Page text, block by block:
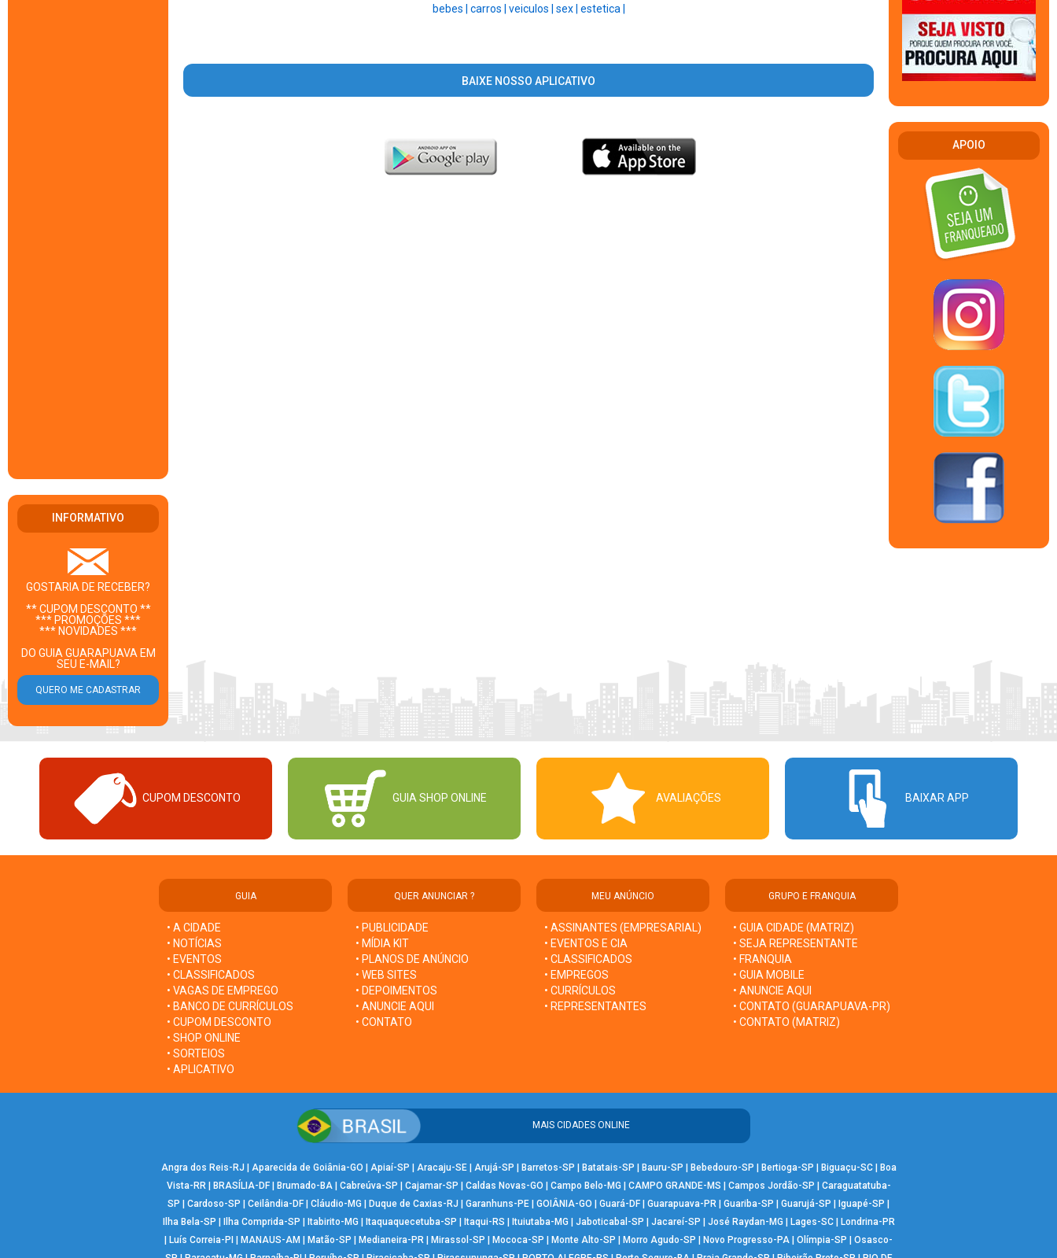
INFORMATIVO
GOSTARIA DE RECEBER?
** CUPOM DESCONTO **
*** PROMOÇÕES ***
*** NOVIDADES ***
DO GUIA GUARAPUAVA EM
SEU E-MAIL?
bebes | carros | veiculos | sex | estetica |
BAIXE NOSSO APLICATIVO
APOIO
CUPOM DESCONTO GUIA SHOP ONLINE AVALIAÇÕES BAIXAR APP
GUIA
• A CIDADE
• NOTÍCIAS
• EVENTOS
• CLASSIFICADOS
• VAGAS DE EMPREGO
• BANCO DE CURRÍCULOS
• CUPOM DESCONTO
• SHOP ONLINE
• SORTEIOS
• APLICATIVO
QUER ANUNCIAR ?
• PUBLICIDADE
• MÍDIA KIT
• PLANOS DE ANÚNCIO
• WEB SITES
• DEPOIMENTOS
• ANUNCIE AQUI
• CONTATO
MEU ANÚNCIO
• ASSINANTES (EMPRESARIAL)
• EVENTOS E CIA
• CLASSIFICADOS
• EMPREGOS
• CURRÍCULOS
• REPRESENTANTES
GRUPO E FRANQUIA
• GUIA CIDADE (MATRIZ)
• SEJA REPRESENTANTE
• FRANQUIA
• GUIA MOBILE
• ANUNCIE AQUI
• CONTATO (GUARAPUAVA-PR)
• CONTATO (MATRIZ)
MAIS CIDADES ONLINE
Angra dos Reis-RJ | Aparecida de Goiânia-GO | Apiaí-SP | Aracaju-SE| Arujá-SP | Barretos-SP | Batatais-SP | Bauru-SP | Bebedouro-SP | Bertioga-SP | Biguaçu-SC| Boa
Vista-RR | BRASÍLIA-DF| Brumado-BA| Cabreúva-SP | Cajamar-SP | Caldas Novas-GO | Campo Belo-MG | CAMPO GRANDE-MS | Campos Jordão-SP | Caraguatatuba-
SP | Cardoso-SP | Ceilândia-DF | Cláudio-MG | Duque de Caxias-RJ | Garanhuns-PE | GOIÂNIA-GO | Guará-DF | Guarapuava-PR | Guariba-SP | Guarujá-SP | Iguapé-SP |
Ilha Bela-SP | Ilha Comprida-SP | Itabirito-MG | Itaquaquecetuba-SP | Itaqui-RS | Ituiutaba-MG | Jaboticabal-SP | Jacareí-SP | José Raydan-MG | Lages-SC| Londrina-PR
| Luís Correia-PI | MANAUS-AM | Matão-SP | Medianeira-PR | Mirassol-SP | Mococa-SP | Monte Alto-SP | Morro Agudo-SP | Novo Progresso-PA | Olímpia-SP | Osasco-